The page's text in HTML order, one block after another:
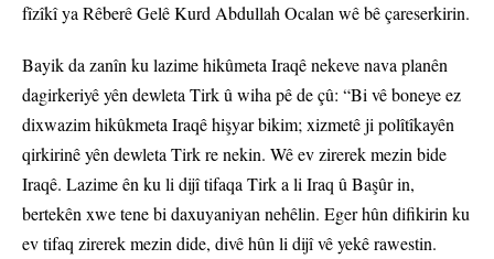
fîzîkî ya Rêberê Gelê Kurd Abdullah Ocalan wê bê çareserkirin.
Bayik da zanîn ku lazime hikûmeta Iraqê nekeve nava planên
dagirkeriyê yên dewleta Tirk û wiha pê de çû: “Bi vê boneye ez
dixwazim hikûkmeta Iraqê hişyar bikim; xizmetê ji polîtîkayên
qirkirinê yên dewleta Tirk re nekin. Wê ev zirerek mezin bide
Iraqê. Lazime ên ku li dijî tifaqa Tirk a li Iraq û Başûr in,
bertekên xwe tene bi daxuyaniyan nehêlin. Eger hûn difikirin ku
ev tifaq zirerek mezin dide, divê hûn li dijî vê yekê rawestin.